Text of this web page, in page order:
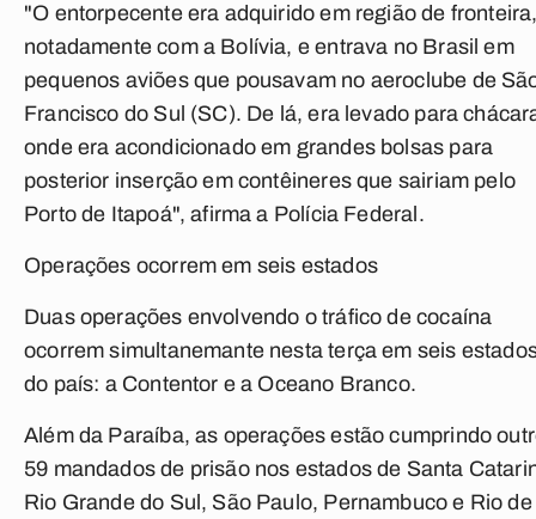
"O entorpecente era adquirido em região de
notadamente com a Bolívia, e entrava no Brasil em
pequenos aviões que pousavam no aeroclube de
Francisco do Sul (SC). De lá, era levado para
onde era acondicionado em grandes bolsas para
posterior inserção em contêineres que sairiam pelo
Porto de Itapoá", afirma a Polícia Federal.
Operações ocorrem em seis estados
Duas operações envolvendo o tráfico de cocaína
ocorrem simultanemante nesta terça em seis
do país: a Contentor e a Oceano Branco.
Além da Paraíba, as operações estão cumprindo
59 mandados de prisão nos estados de Santa
Rio Grande do Sul, São Paulo, Pernambuco e Rio de